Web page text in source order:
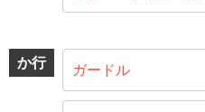
か行 ガードル